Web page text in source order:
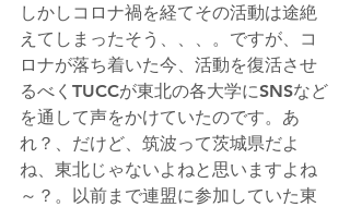
しかしコロナ禍を経てその活動は途絶
えてしまったそう、、、。ですが、コ
ロナが落ち着いた今、活動を復活させ
るべくTUCCが東北の各大学にSNSなど
を通して声をかけていたのです。あ
れ？、だけど、筑波って茨城県だよ
ね、東北じゃないよねと思いますよね
～？。以前まで連盟に参加していた東